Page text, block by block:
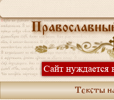
Сайт
Тексты